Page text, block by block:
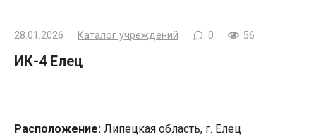
28.01.2026 Каталог учреждений 0 56
ИК-4 Елец
Расположение: Липецкая область, г. Елец